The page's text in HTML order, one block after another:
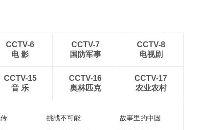
CCTV-6
电 影
CCTV-7
国防军事
CCTV-8
电视剧
CCTV-15
音 乐
CCTV-16
奥林匹克
CCTV-17
农业农村
挑战不可能 故事里的中国